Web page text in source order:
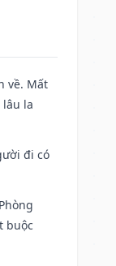
về. Mất
la
đi có
buộc